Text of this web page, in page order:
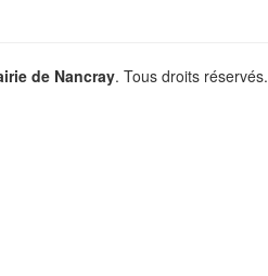
de Nancray. Tous droits réservés.